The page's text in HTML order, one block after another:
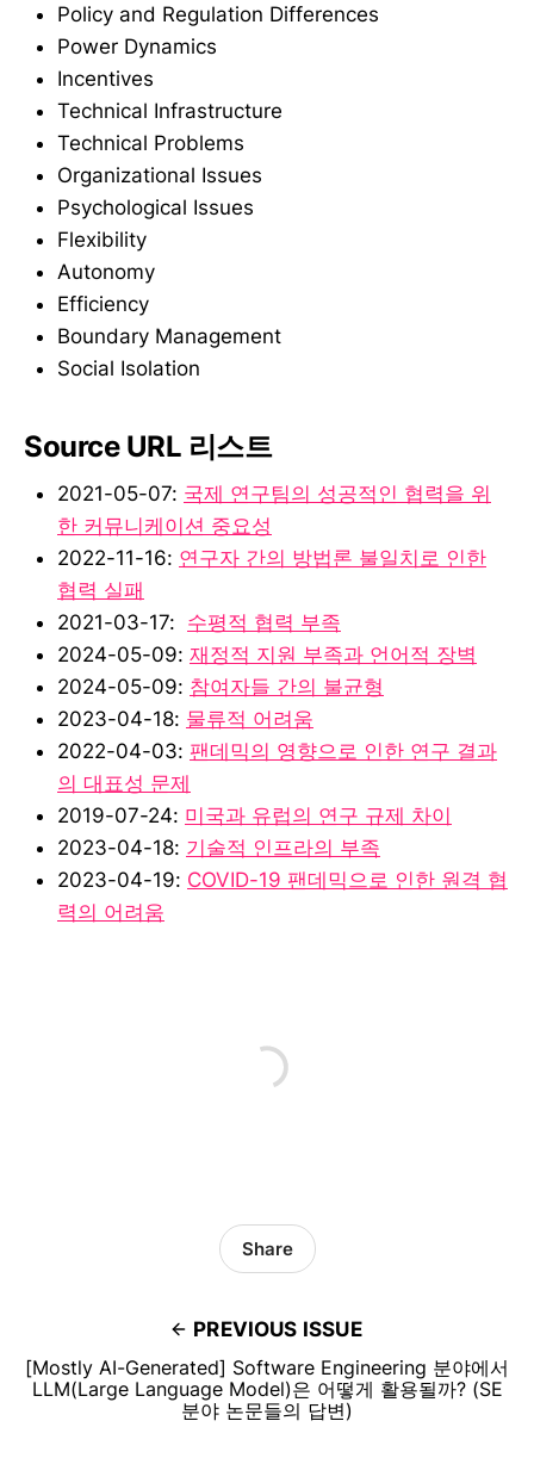
Policy and Regulation Differences
Power Dynamics
Incentives
Technical Infrastructure
Technical Problems
Organizational Issues
Psychological Issues
Flexibility
Autonomy
Efficiency
Boundary Management
Social Isolation
Source URL 리스트
2021-05-07: 국제 연구팀의 성공적인 협력을 위
한 커뮤니케이션 중요성
2022-11-16: 연구자 간의 방법론 불일치로 인한
협력 실패
2021-03-17: 수평적 협력 부족
2024-05-09: 재정적 지원 부족과 언어적 장벽
2024-05-09: 참여자들 간의 불균형
2023-04-18: 물류적 어려움
2022-04-03: 팬데믹의 영향으로 인한 연구 결과
의 대표성 문제
2019-07-24: 미국과 유럽의 연구 규제 차이
2023-04-18: 기술적 인프라의 부족
2023-04-19: COVID-19 팬데믹으로 인한 원격 협
력의 어려움
PREVIOUS ISSUE
[Mostly AI-Generated] Software Engineering 분야에서
LLM(Large Language Model)은 어떻게 활용될까? (SE
분야 논문들의 답변)
Share